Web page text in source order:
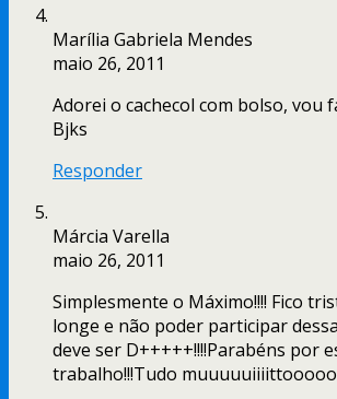
Marília Gabriela Mendes
maio 26, 2011
Adorei o cachecol com bolso, vou
Bjks
Responder
Márcia Varella
maio 26, 2011
Simplesmente o Máximo!!!! Fico
longe e não poder participar
deve ser D+++++!!!!Parabéns por
trabalho!!!Tudo